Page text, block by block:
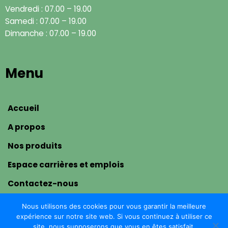
Vendredi : 07.00 – 19.00
Samedi : 07.00 – 19.00
Dimanche : 07.00 – 19.00
Menu
Accueil
A propos
Nos produits
Espace carrières et emplois
Contactez-nous
Mentions légales
Nous utilisons des cookies pour vous garantir la meilleure
expérience sur notre site web. Si vous continuez à utiliser ce